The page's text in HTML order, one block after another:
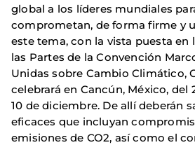
global a los líderes mundiales
comprometan, de forma firme y
este tema, con la vista puesta en
las Partes de la Convención
Unidas sobre Cambio Climático,
celebrará en Cancún, México, del
10 de diciembre. De allí deberán
eficaces que incluyan
emisiones de CO2, así como el